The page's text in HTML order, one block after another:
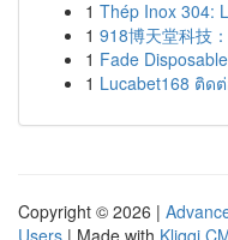
1 Thép Inox 304:
1 918博天堂科技
1 Fade
1 Lucabet168 ติด
Copyright © 2026 |
Users | Made with Kliqqi